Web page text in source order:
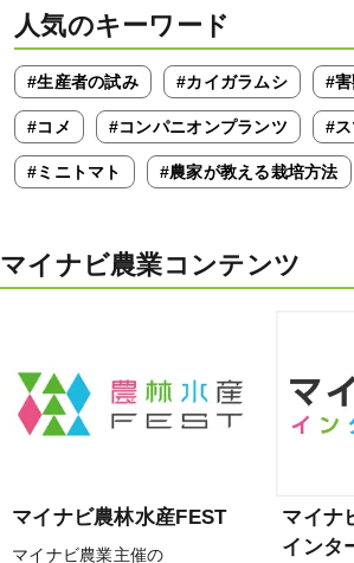
人気のキーワード
#生産者の試み #カイガラムシ #
#コメ #コンパニオンプランツ #
#ミニトマト #農家が教える栽培方法
マイナビ農業コンテンツ
マイナビ農林水産FEST
マイナビ農業主催の
マイナ
インタ